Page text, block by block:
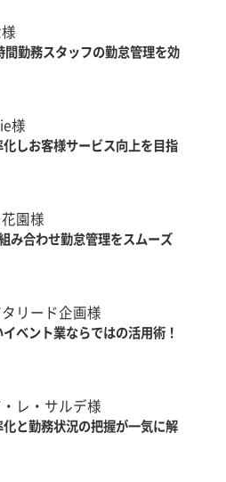
間勤務スタッフの勤怠管理を効
様
しお客様サービス向上を目指
園様
み合わせ勤怠管理をスムーズ
リード企画様
ベント業ならではの活用術！
レ・サルデ様
と勤務状況の把握が一気に解